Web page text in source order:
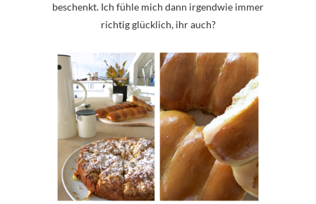
beschenkt. Ich fühle mich dann irgendwie immer
richtig glücklich, ihr auch?